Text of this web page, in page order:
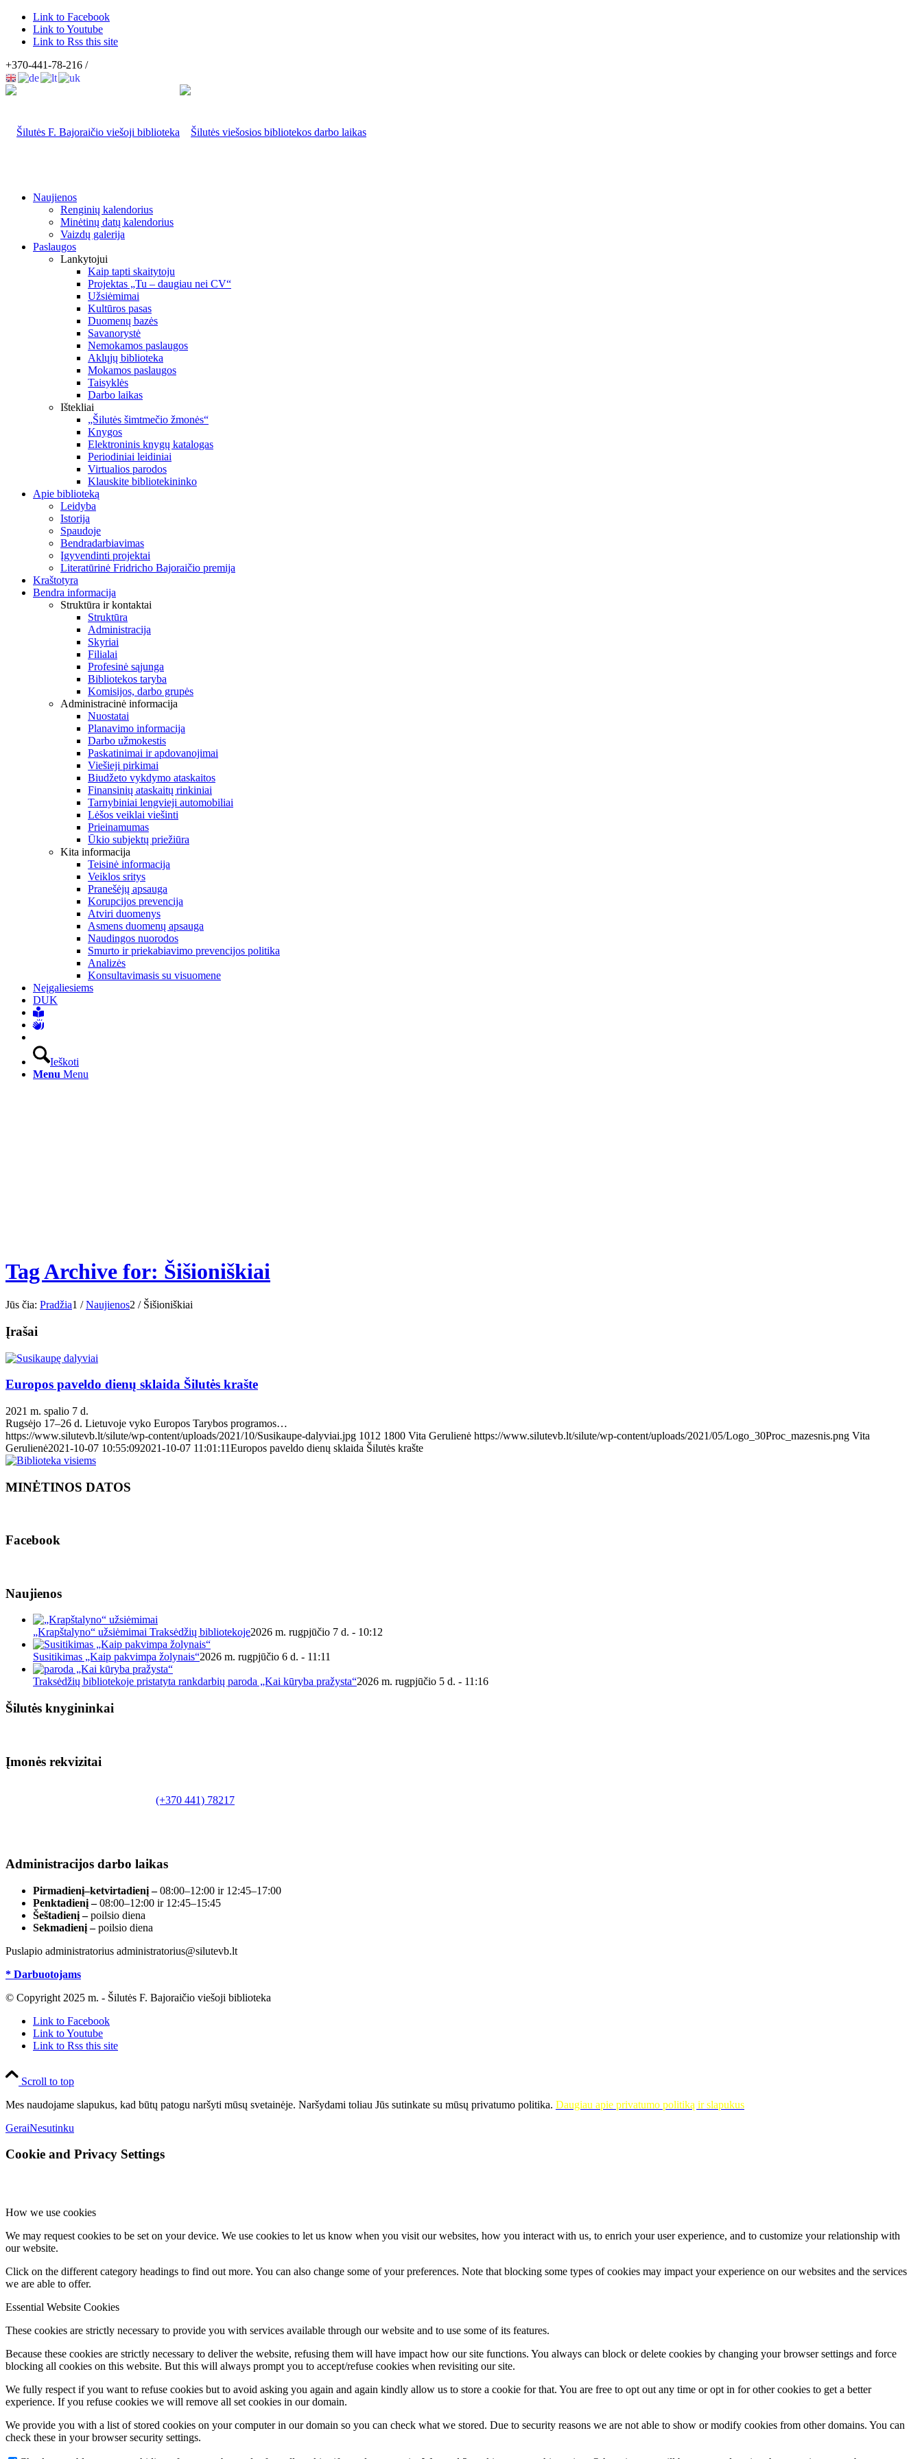
Link to Facebook
Link to Youtube
Link to Rss this site
+370-441-78-216 /
Naujienos
Renginių kalendorius
Minėtinų datų kalendorius
Vaizdų galerija
Paslaugos
Lankytojui
Kaip tapti skaitytoju
Projektas „Tu – daugiau nei CV“
Užsiėmimai
Kultūros pasas
Duomenų bazės
Savanorystė
Nemokamos paslaugos
Aklųjų biblioteka
Mokamos paslaugos
Taisyklės
Darbo laikas
Ištekliai
„Šilutės šimtmečio žmonės“
Knygos
Elektroninis knygų katalogas
Periodiniai leidiniai
Virtualios parodos
Klauskite bibliotekininko
Apie biblioteką
Leidyba
Istorija
Spaudoje
Bendradarbiavimas
Įgyvendinti projektai
Literatūrinė Fridricho Bajoraičio premija
Kraštotyra
Bendra informacija
Struktūra ir kontaktai
Struktūra
Administracija
Skyriai
Filialai
Profesinė sąjunga
Bibliotekos taryba
Komisijos, darbo grupės
Administracinė informacija
Nuostatai
Planavimo informacija
Darbo užmokestis
Paskatinimai ir apdovanojimai
Viešieji pirkimai
Biudžeto vykdymo ataskaitos
Finansinių ataskaitų rinkiniai
Tarnybiniai lengvieji automobiliai
Lėšos veiklai viešinti
Prieinamumas
Ūkio subjektų priežiūra
Kita informacija
Teisinė informacija
Veiklos sritys
Pranešėjų apsauga
Korupcijos prevencija
Atviri duomenys
Asmens duomenų apsauga
Naudingos nuorodos
Smurto ir priekabiavimo prevencijos politika
Analizės
Konsultavimasis su visuomene
Neįgaliesiems
DUK
Ieškoti
Menu Menu
Tag Archive for: Šišioniškiai
Jūs čia: Pradžia1 / Naujienos2 / Šišioniškiai
Įrašai
Europos paveldo dienų sklaida Šilutės krašte
2021 m. spalio 7 d.
Rugsėjo 17–26 d. Lietuvoje vyko Europos Tarybos programos…
https://www.silutevb.lt/silute/wp-content/uploads/2021/10/Susikaupe-dalyviai.jpg 1012 1800 Vita Gerulienė https://www.silutevb.lt/silute/wp-content/uploads/2021/05/Logo_30Proc_mazesnis.png Vita
Gerulienė2021-10-07 10:55:092021-10-07 11:01:11Europos paveldo dienų sklaida Šilutės krašte
MINĖTINOS DATOS
Facebook
Naujienos
„Krapštalyno“ užsiėmimai Traksėdžių bibliotekoje2026 m. rugpjūčio 7 d. - 10:12
Susitikimas „Kaip pakvimpa žolynais“2026 m. rugpjūčio 6 d. - 11:11
Traksėdžių bibliotekoje pristatyta rankdarbių paroda „Kai kūryba pražysta“2026 m. rugpjūčio 5 d. - 11:16
Šilutės knygininkai
Įmonės rekvizitai
(+370 441) 78217
Administracijos darbo laikas
Pirmadienį–ketvirtadienį –08:00–12:00 ir 12:45–17:00
Penktadienį –08:00–12:00 ir 12:45–15:45
Šeštadienį –poilsio diena
Sekmadienį –poilsio diena
Puslapio administratorius administratorius@silutevb.lt
* Darbuotojams
© Copyright 2025 m. - Šilutės F. Bajoraičio viešoji biblioteka
Link to Facebook
Link to Youtube
Link to Rss this site
Scroll to top
Mes naudojame slapukus, kad būtų patogu naršyti mūsų svetainėje. Naršydami toliau Jūs sutinkate su mūsų privatumo politika. Daugiau apie privatumo politiką ir slapukus
GeraiNesutinku
Cookie and Privacy Settings
How we use cookies
We may request cookies to be set on your device. We use cookies to let us know when you visit our websites, how you interact with us, to enrich your user experience, and to customize your relationship with
our website.
Click on the different category headings to find out more. You can also change some of your preferences. Note that blocking some types of cookies may impact your experience on our websites and the services
we are able to offer.
Essential Website Cookies
These cookies are strictly necessary to provide you with services available through our website and to use some of its features.
Because these cookies are strictly necessary to deliver the website, refusing them will have impact how our site functions. You always can block or delete cookies by changing your browser settings and force
blocking all cookies on this website. But this will always prompt you to accept/refuse cookies when revisiting our site.
We fully respect if you want to refuse cookies but to avoid asking you again and again kindly allow us to store a cookie for that. You are free to opt out any time or opt in for other cookies to get a better
experience. If you refuse cookies we will remove all set cookies in our domain.
We provide you with a list of stored cookies on your computer in our domain so you can check what we stored. Due to security reasons we are not able to show or modify cookies from other domains. You can
check these in your browser security settings.